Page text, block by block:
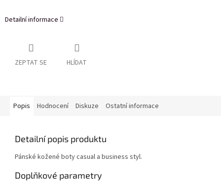
Detailní informace
ZEPTAT SE HLÍDAT
Popis Hodnocení Diskuze Ostatní informace
Detailní popis produktu
Pánské kožené boty casual a business styl.
Doplňkové parametry